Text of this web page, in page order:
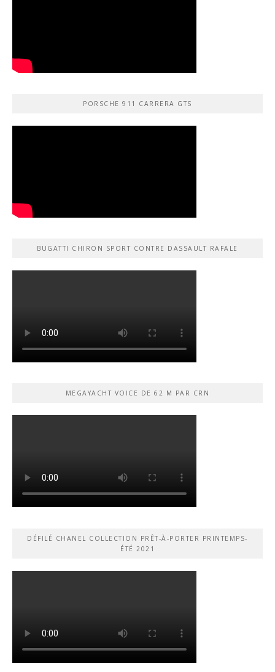
PORSCHE 911 CARRERA GTS
BUGATTI CHIRON SPORT CONTRE DASSAULT RAFALE
MEGAYACHT VOICE DE 62 M PAR CRN
DÉFILÉ CHANEL COLLECTION PRÊT-À-PORTER PRINTEMPS-
ÉTÉ 2021